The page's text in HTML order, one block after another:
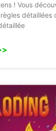
! Vous
détaillées